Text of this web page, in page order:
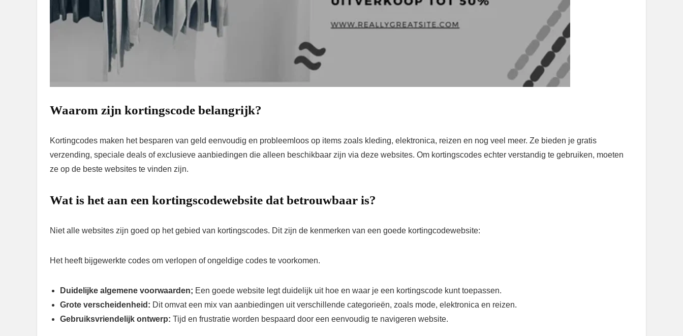
Waarom zijn kortingscode belangrijk?
Kortingcodes maken het besparen van geld eenvoudig en probleemloos op items zoals kleding, elektronica, reizen en nog veel meer. Ze bieden je gratis
verzending, speciale deals of exclusieve aanbiedingen die alleen beschikbaar zijn via deze websites. Om kortingscodes echter verstandig te gebruiken, moeten
ze op de beste websites te vinden zijn.
Wat is het aan een kortingscodewebsite dat betrouwbaar is?
Niet alle websites zijn goed op het gebied van kortingscodes. Dit zijn de kenmerken van een goede kortingcodewebsite:
Het heeft bijgewerkte codes om verlopen of ongeldige codes te voorkomen.
Duidelijke algemene voorwaarden; Een goede website legt duidelijk uit hoe en waar je een kortingscode kunt toepassen.
Grote verscheidenheid: Dit omvat een mix van aanbiedingen uit verschillende categorieën, zoals mode, elektronica en reizen.
Gebruiksvriendelijk ontwerp: Tijd en frustratie worden bespaard door een eenvoudig te navigeren website.